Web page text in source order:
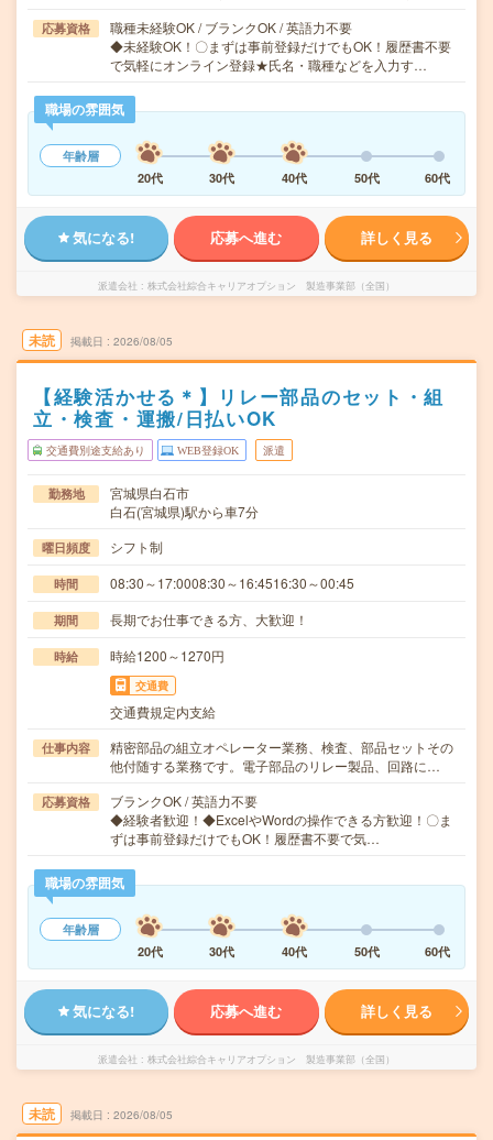
応募資格
職種未経験OK / ブランクOK / 英語力不要
◆未経験OK！〇まずは事前登録だけでもOK！履歴書不要
で気軽にオンライン登録★氏名・職種などを入力す…
職場の雰囲気
年齢層
20代
30代 40代 50代 60代
気になる! 応募へ進む 詳しく見る
派遣会社 株式会社綜合キャリアオプション 製造事業部（全国）
未読 掲載日 2026/08/05
【経験活かせる＊】リレー部品のセット・組
立・検査・運搬/日払いOK
交通費別途支給あり WEB登録OK 派遣
勤務地
宮城県白石市
白石(宮城県)駅から車7分
曜日頻度 シフト制
時間 08:30～17:0008:30～16:4516:30～00:45
期間 長期でお仕事できる方、大歓迎！
時給 時給1200～1270円
交通費
交通費規定内支給
仕事内容
精密部品の組立オペレーター業務、検査、部品セットその
他付随する業務です。電子部品のリレー製品、回路に…
応募資格
ブランクOK / 英語力不要
◆経験者歓迎！◆ExcelやWordの操作できる方歓迎！〇ま
ずは事前登録だけでもOK！履歴書不要で気…
職場の雰囲気
年齢層
20代
30代 40代 50代 60代
気になる! 応募へ進む 詳しく見る
派遣会社 株式会社綜合キャリアオプション 製造事業部（全国）
未読 掲載日 2026/08/05